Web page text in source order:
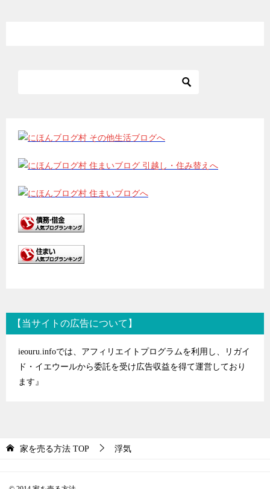
【当サイトの広告について】
ieouru.infoでは、アフィリエイトプログラムを利用し、リガイ
ド・イエウールから委託を受け広告収益を得て運営しており
ます』
家を売る方法 TOP 浮気